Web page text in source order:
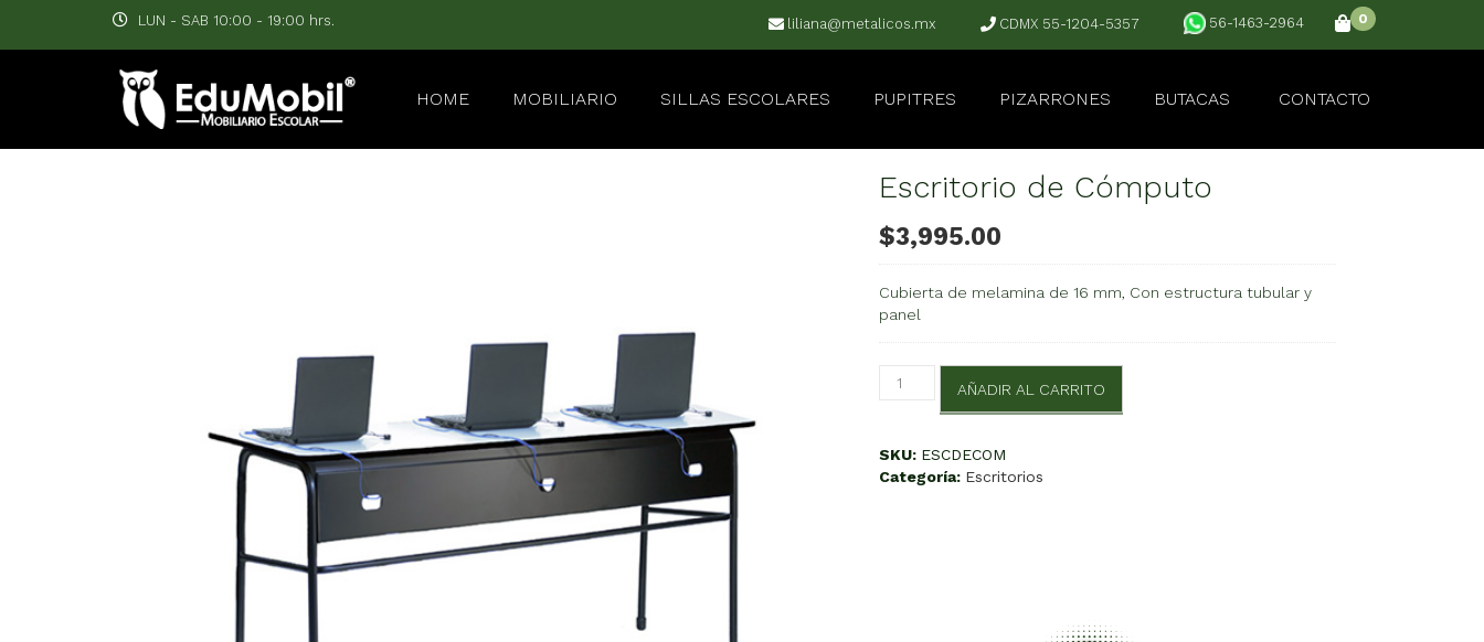
LUN - SAB 10:00 - 19:00 hrs. liliana@metalicos.mx CDMX 55-1204-5357 56-1463-2964 0
HOME MOBILIARIO SILLAS ESCOLARES PUPITRES PIZARRONES BUTACAS CONTACTO
Escritorio de Cómputo
$3,995.00
Cubierta de melamina de 16 mm, Con estructura tubular y
panel
Escritorio
Cómputo
AÑADIR AL CARRITO
SKU: ESCDECOM
Categoría: Escritorios